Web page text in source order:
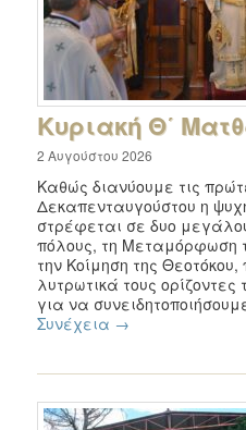
Κυριακή Θ΄
2 Αυγούστου 2026
Καθώς διανύουμε τις
Δεκαπενταυγούστου η
στρέφεται σε δυο
πόλους, τη Μεταμόρφωση
την Κοίμηση της Θεοτόκου,
λυτρωτικά τους
για να
Συνέχεια →